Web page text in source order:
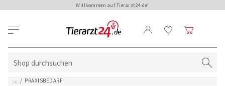
Willkommen auf Tierarzt24.de!
... / PRAXISBEDARF